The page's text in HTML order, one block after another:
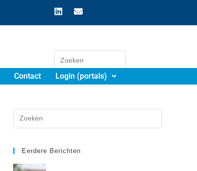
Contact Login (portals)
Eerdere Berichten